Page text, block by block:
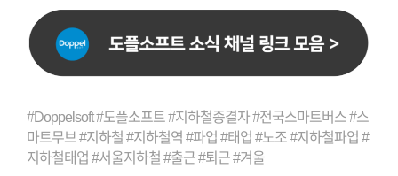
#Doppelsoft #도플소프트 #지하철종결자 #전국스마트버스 #스
마트무브 #지하철 #지하철역 #파업 #태업 #노조 #지하철파업 #
지하철태업 #서울지하철 #출근 #퇴근 #겨울